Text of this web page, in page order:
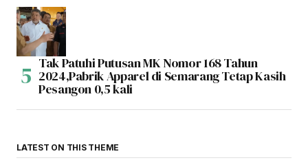
Tak Patuhi Putusan MK Nomor 168 Tahun
2024,Pabrik Apparel di Semarang Tetap Kasih
Pesangon 0,5 kali
LATEST ON THIS THEME